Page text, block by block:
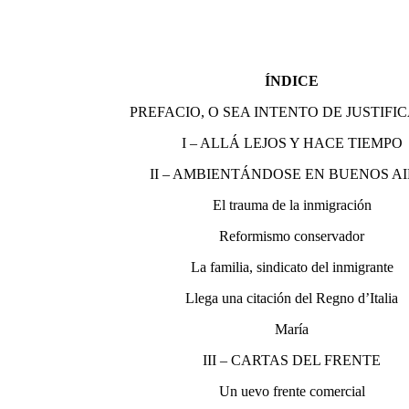
ÍNDICE
PREFACIO, O SEA INTENTO DE
I – ALLÁ LEJOS Y HACE TIEMPO
II – AMBIENTÁNDOSE EN BUENOS
El trauma de la inmigración
Reformismo conservador
La familia, sindicato del inmigrante
Llega una citación del Regno d’Italia
María
III – CARTAS DEL FRENTE
Un uevo frente comercial